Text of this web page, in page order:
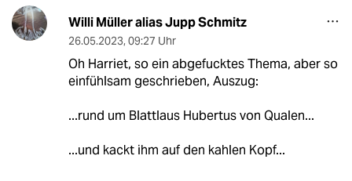
Willi Müller alias Jupp Schmitz
26.05.2023, 09:27 Uhr
Oh Harriet, so ein abgefucktes Thema, aber so
einfühlsam geschrieben, Auszug:
...rund um Blattlaus Hubertus von Qualen...
...und kackt ihm auf den kahlen Kopf...